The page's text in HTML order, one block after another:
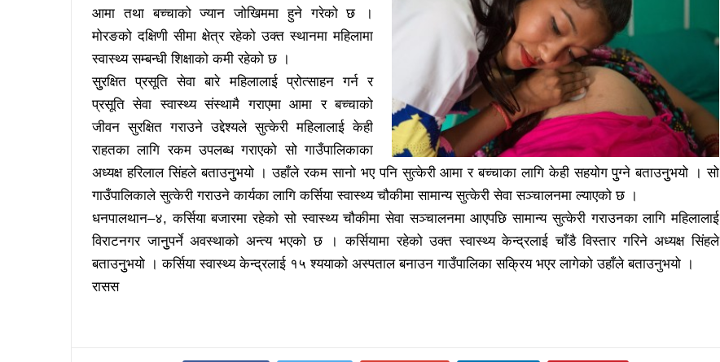
आमा तथा बच्चाको ज्यान जोखिममा हुने गरेको छ ।
मोरङको दक्षिणी सीमा क्षेत्र रहेको उक्त स्थानमा महिलामा
स्वास्थ्य सम्बन्धी शिक्षाको कमी रहेको छ ।
सुुरक्षित प्रसूति सेवा बारे महिलालाई प्रोत्साहन गर्न र
प्रसूति सेवा स्वास्थ्य संस्थामै गराएमा आमा र बच्चाको
जीवन सुरक्षित गराउने उद्देश्यले सुत्केरी महिलालाई केही
राहतका लागि रकम उपलब्ध गराएको सो गाउँपालिकाका
अध्यक्ष हरिलाल सिंहले बताउनुुभयो । उहाँले रकम सानो भए पनि सुत्केरी आमा र बच्चाका लागि केही सहयोग पुुग्ने बताउनुुभयो । सो
गाउँपालिकाले सुत्केरी गराउने कार्यका लागि कर्सिया स्वास्थ्य चौकीमा सामान्य सुत्केरी सेवा सञ्चालनमा ल्याएको छ ।
धनपालथान–४, कर्सिया बजारमा रहेको सो स्वास्थ्य चौकीमा सेवा सञ्चालनमा आएपछि सामान्य सुत्केरी गराउनका लागि महिलालाई
विराटनगर जानुुपर्ने अवस्थाको अन्त्य भएको छ । कर्सियामा रहेको उक्त स्वास्थ्य केन्द्रलाई चाँडै विस्तार गरिने अध्यक्ष सिंहले
बताउनुुभयो । कर्सिया स्वास्थ्य केन्द्रलाई १५ श्ययाको अस्पताल बनाउन गाउँपालिका सक्रिय भएर लागेको उहाँले बताउनुभयो ।
रासस